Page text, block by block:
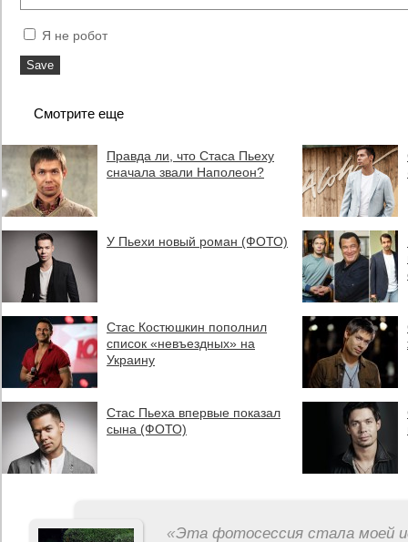
Я не робот
Смотрите еще
Правда ли, что Стаса Пьеху
сначала звали Наполеон?
У Пьехи новый роман (ФОТО)
Стас Костюшкин пополнил
список «невъездных» на
Украину
Стас Пьеха впервые показал
сына (ФОТО)
«Эта фотосессия стала моей